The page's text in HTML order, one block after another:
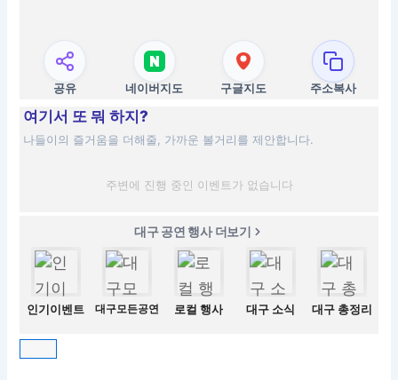
공유 네이버지도 구글지도 주소복사
여기서 또 뭐 하지?
나들이의 즐거움을 더해줄, 가까운 볼거리를 제안합니다.
주변에 진행 중인 이벤트가 없습니다
대구 공연 행사 더보기
인기이벤트 대구모든공연 로컬 행사 대구 소식 대구 총정리